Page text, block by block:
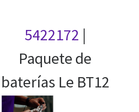
5422172 |
Paquete de
baterías Le BT12